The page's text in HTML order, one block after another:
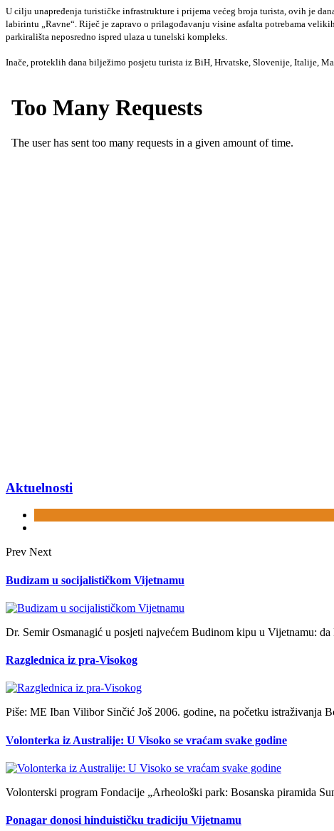
U cilju unapređenja turističke infrastrukture i prijema većeg broja turista, ovih je
labirintu „Ravne“. Riječ je zapravo o prilagođavanju visine asfalta potrebama
parkirališta neposredno ispred ulaza u tunelski kompleks.
Inače, proteklih dana bilježimo posjetu turista iz BiH, Hrvatske, Slovenije, Italije,
Aktuelnosti
Prev Next
Budizam u socijalističkom Vijetnamu
Dr. Semir Osmanagić u posjeti najvećem Budinom kipu u Vijetnamu:
Razglednica iz pra-Visokog
Piše: ME Iban Vilibor Sinčić Još 2006. godine, na početku istraživanja
Volonterka iz Australije: U Visoko se vraćam svake godine
Volonterski program Fondacije „Arheološki park: Bosanska piramida
Ponagar donosi hinduističku tradiciju Vijetnamu